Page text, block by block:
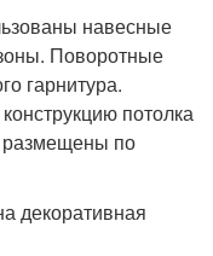
навесные
Поворотные
гарнитура.
потолка
размещены по
декоративная